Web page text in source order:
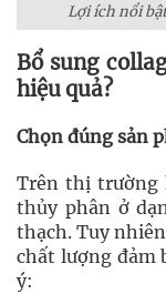
Lợi ích nổi
Bổ sung
hiệu quả?
Chọn đúng sản
Trên thị trường
thủy phân ở
thạch. Tuy
chất lượng đảm
ý: